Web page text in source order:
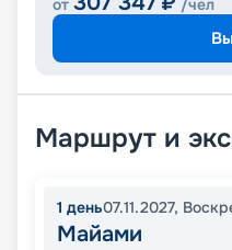
от /чел
Маршрут и
1 день07.11.2027,
Майами